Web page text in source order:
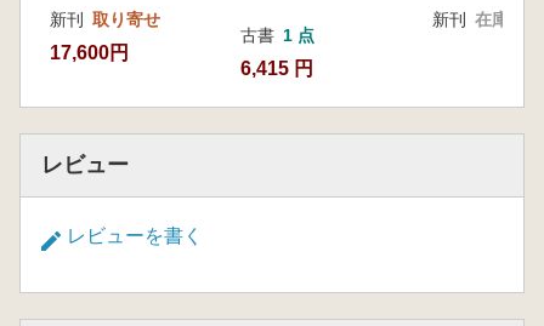
新刊 取り寄せ
17,600円
古書 1 点
6,415 円
新刊 在庫なし
レビュー
レビューを書く